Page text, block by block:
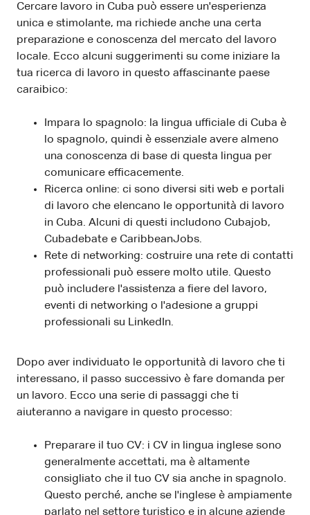
Cercare lavoro in Cuba può essere un'esperienza
unica e stimolante, ma richiede anche una certa
preparazione e conoscenza del mercato del lavoro
locale. Ecco alcuni suggerimenti su come iniziare la
tua ricerca di lavoro in questo affascinante paese
caraibico:
Impara lo spagnolo: la lingua ufficiale di Cuba è
lo spagnolo, quindi è essenziale avere almeno
una conoscenza di base di questa lingua per
comunicare efficacemente.
Ricerca online: ci sono diversi siti web e portali
di lavoro che elencano le opportunità di lavoro
in Cuba. Alcuni di questi includono Cubajob,
Cubadebate e CaribbeanJobs.
Rete di networking: costruire una rete di contatti
professionali può essere molto utile. Questo
può includere l'assistenza a fiere del lavoro,
eventi di networking o l'adesione a gruppi
professionali su LinkedIn.
Dopo aver individuato le opportunità di lavoro che ti
interessano, il passo successivo è fare domanda per
un lavoro. Ecco una serie di passaggi che ti
aiuteranno a navigare in questo processo:
Preparare il tuo CV: i CV in lingua inglese sono
generalmente accettati, ma è altamente
consigliato che il tuo CV sia anche in spagnolo.
Questo perché, anche se l'inglese è ampiamente
parlato nel settore turistico e in alcune aziende